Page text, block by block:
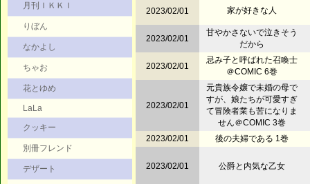
月刊ＩＫＫＩ
りぼん
なかよし
ちゃお
花とゆめ
LaLa
クッキー
別冊フレンド
デザート
2023/02/01 家が好きな人
2023/02/01
甘やかさないで泣きそう
だから
2023/02/01
忌み子と呼ばれた召喚士
＠COMIC 6巻
2023/02/01
元貴族令嬢で未婚の母で
すが、娘たちが可愛すぎ
て冒険者業も苦になりま
せん＠COMIC 3巻
2023/02/01
後の夫婦である 1巻
2023/02/01 公爵と内気な乙女